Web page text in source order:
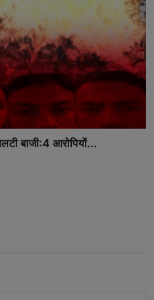
बाजी:4 आरोपियों...